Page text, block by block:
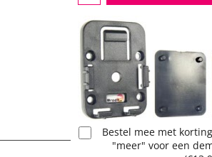
Bestel mee met
"meer" voor een